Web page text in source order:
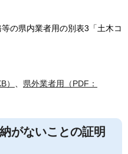
の県内業者用の別表3「土木コ
）
県外業者用（PDF：
がないことの証明